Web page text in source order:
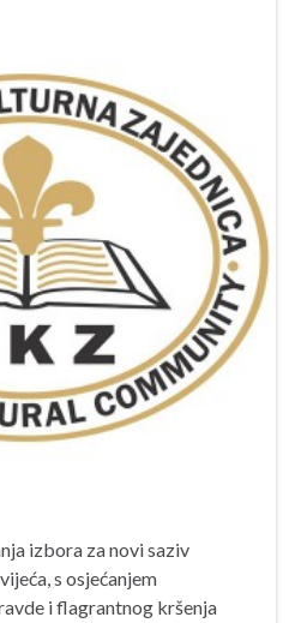
izbora za novi saziv
s osjećanjem
i flagrantnog kršenja